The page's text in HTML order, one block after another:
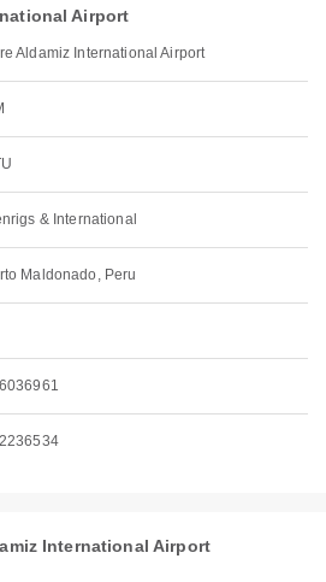
Airport
Aldamiz International Airport
& International
Maldonado, Peru
International Airport